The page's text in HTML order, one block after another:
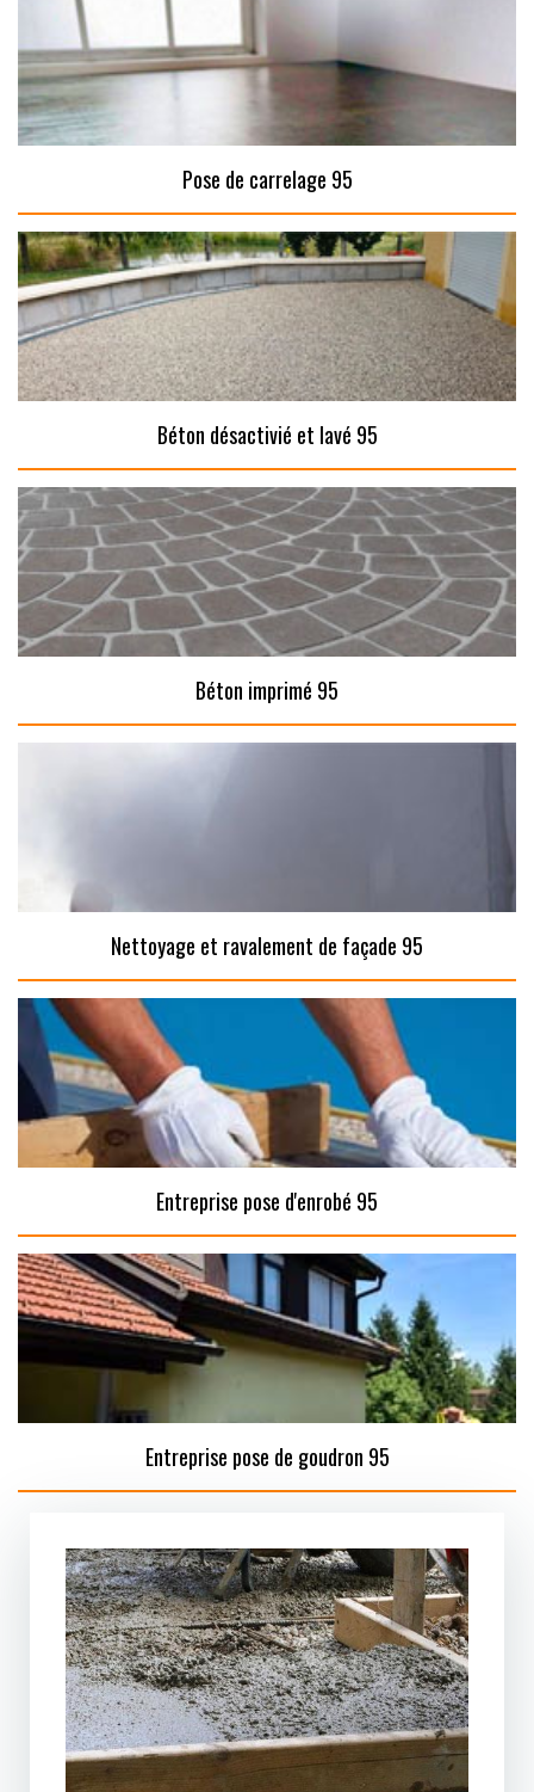
Pose de carrelage 95
Béton désactivié et lavé 95
Béton imprimé 95
Nettoyage et ravalement de façade 95
Entreprise pose d'enrobé 95
Entreprise pose de goudron 95